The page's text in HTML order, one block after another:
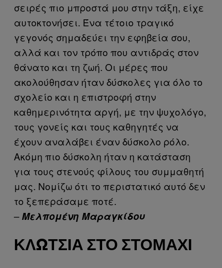
σειρές πιο μπροστά μου στην τάξη, είχε
αυτοκτονήσει. Ένα τέτοιο τραγικό
γεγονός σημαδεύει την εφηβεία σου,
αλλά και τον τρόπο που αντιδράς στον
θάνατο και τη ζωή. Οι μέρες που
ακολούθησαν ήταν δύσκολες για όλο το
σχολείο και η επιστροφή στην
καθημερινότητα αργή, με την ψυχολόγο,
τους γονείς και τους καθηγητές να
έχουν αναλάβει έναν δύσκολο ρόλο.
Ακόμη πιο δύσκολη ήταν η κατάσταση
για τους στενούς φίλους του συμμαθητή
μας. Νομίζω ότι το περιστατικό αυτό δεν
το ξεπεράσαμε ποτέ.
–Μελπομένη Μαραγκίδου
ΚΛΩΤΣΙΆ ΣΤΟ ΣΤΟΜΆΧΙ